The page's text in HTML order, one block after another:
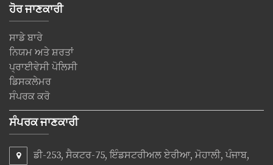
ਹੋਰ ਜਾਣਕਾਰੀ
ਸਾਡੇ ਬਾਰੇ
ਨਿਯਮ ਅਤੇ ਸ਼ਰਤਾਂ
ਪ੍ਰਾਈਵੇਸੀ ਪੋਲਿਸੀ
ਡਿਸਕਲੇਮਰ
ਸੰਪਰਕ ਕਰੋ
ਸੰਪਰਕ ਜਾਣਕਾਰੀ
ਡੀ-253, ਸੈਕਟਰ-75, ਇੰਡਸਟਰੀਅਲ ਏਰੀਆ, ਮੋਹਾਲੀ, ਪੰਜਾਬ,